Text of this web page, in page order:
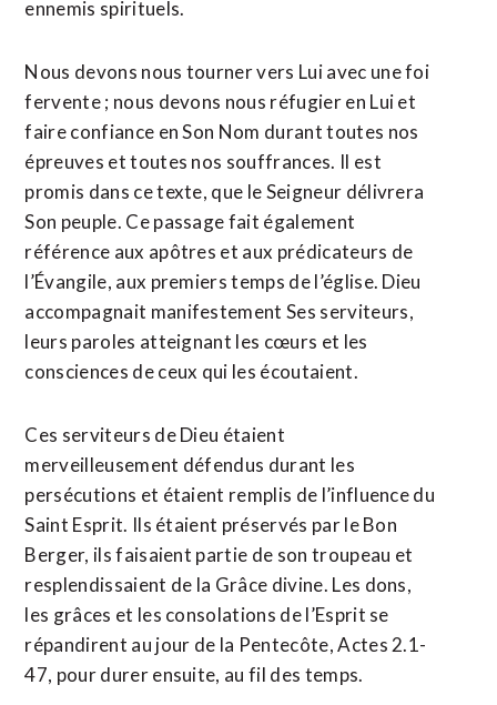
ennemis spirituels.
Nous devons nous tourner vers Lui avec une foi
fervente ; nous devons nous réfugier en Lui et
faire confiance en Son Nom durant toutes nos
épreuves et toutes nos souffrances. Il est
promis dans ce texte, que le Seigneur délivrera
Son peuple. Ce passage fait également
référence aux apôtres et aux prédicateurs de
l’Évangile, aux premiers temps de l’église. Dieu
accompagnait manifestement Ses serviteurs,
leurs paroles atteignant les cœurs et les
consciences de ceux qui les écoutaient.
Ces serviteurs de Dieu étaient
merveilleusement défendus durant les
persécutions et étaient remplis de l’influence du
Saint Esprit. Ils étaient préservés par le Bon
Berger, ils faisaient partie de son troupeau et
resplendissaient de la Grâce divine. Les dons,
les grâces et les consolations de l’Esprit se
répandirent au jour de la Pentecôte, Actes 2.1-
47, pour durer ensuite, au fil des temps.